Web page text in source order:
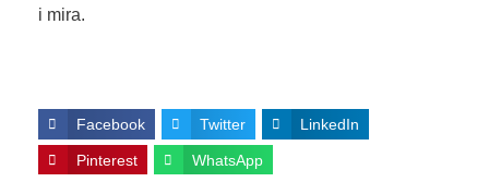
i mira.
Facebook Twitter LinkedIn
Pinterest WhatsApp